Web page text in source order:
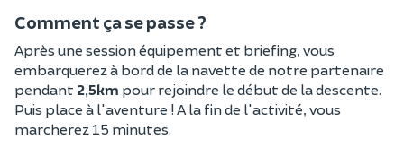
Comment ça se passe ?
Après une session équipement et briefing, vous
embarquerez à bord de la navette de notre partenaire
pendant 2,5km pour rejoindre le début de la descente.
Puis place à l'aventure ! A la fin de l'activité, vous
marcherez 15 minutes.